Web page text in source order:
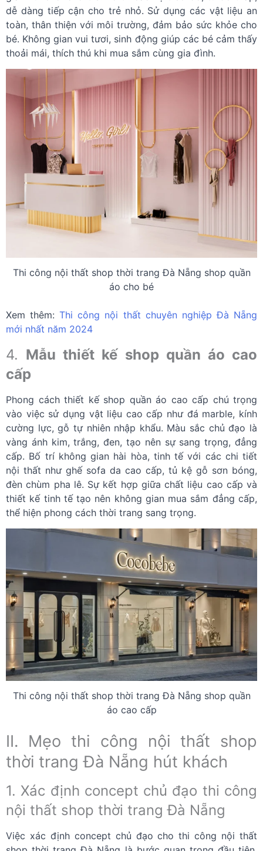
dễ dàng tiếp cận cho trẻ nhỏ. Sử dụng các vật liệu an
toàn, thân thiện với môi trường, đảm bảo sức khỏe cho
bé. Không gian vui tươi, sinh động giúp các bé cảm thấy
thoải mái, thích thú khi mua sắm cùng gia đình.
Thi công nội thất shop thời trang Đà Nẵng shop quần
áo cho bé
Xem thêm:Thi công nội thất chuyên nghiệp Đà Nẵng
mới nhất năm 2024
4. Mẫu thiết kế shop quần áo cao
cấp
Phong cách thiết kế shop quần áo cao cấp chú trọng
vào việc sử dụng vật liệu cao cấp như đá marble, kính
cường lực, gỗ tự nhiên nhập khẩu. Màu sắc chủ đạo là
vàng ánh kim, trắng, đen, tạo nên sự sang trọng, đẳng
cấp. Bố trí không gian hài hòa, tinh tế với các chi tiết
nội thất như ghế sofa da cao cấp, tủ kệ gỗ sơn bóng,
đèn chùm pha lê. Sự kết hợp giữa chất liệu cao cấp và
thiết kế tinh tế tạo nên không gian mua sắm đẳng cấp,
thể hiện phong cách thời trang sang trọng.
Thi công nội thất shop thời trang Đà Nẵng shop quần
áo cao cấp
II. Mẹo thi công nội thất shop
thời trang Đà Nẵng hút khách
1. Xác định concept chủ đạo thi công
nội thất shop thời trang Đà Nẵng
Việc xác định concept chủ đạo cho thi công nội thất